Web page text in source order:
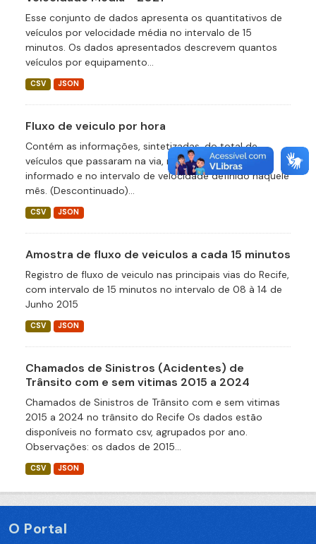
Esse conjunto de dados apresenta os quantitativos de
veículos por velocidade média no intervalo de 15
minutos. Os dados apresentados descrevem quantos
veículos por equipamento...
CSV JSON
Fluxo de veiculo por hora
Contém as informações, sintetizadas, do total de
veículos que passaram na via, no intervalo de hora
informado e no intervalo de velocidade definido naquele
mês. (Descontinuado)...
CSV JSON
Amostra de fluxo de veiculos a cada 15 minutos
Registro de fluxo de veiculo nas principais vias do Recife,
com intervalo de 15 minutos no intervalo de 08 à 14 de
Junho 2015
CSV JSON
Chamados de Sinistros (Acidentes) de
Trânsito com e sem vitimas 2015 a 2024
Chamados de Sinistros de Trânsito com e sem vitimas
2015 a 2024 no trânsito do Recife Os dados estão
disponíveis no formato csv, agrupados por ano.
Observações: os dados de 2015...
CSV JSON
O Portal